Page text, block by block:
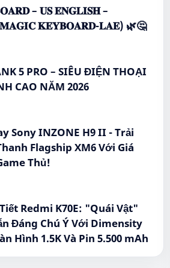
– 𝐔𝐒 𝐄𝐍𝐆𝐋𝐈𝐒𝐇 –
𝐊𝐄𝐘𝐁𝐎𝐀𝐑𝐃-𝐋𝐀𝐄) 🌿🤔
5 PRO – SIÊU ĐIỆN THOẠI
CAO NĂM 2026
Sony INZONE H9 II - Trải
Flagship XM6 Với Giá
Thủ!
Redmi K70E: "Quái Vật"
Đáng Chú Ý Với Dimensity
Hình 1.5K Và Pin 5.500 mAh